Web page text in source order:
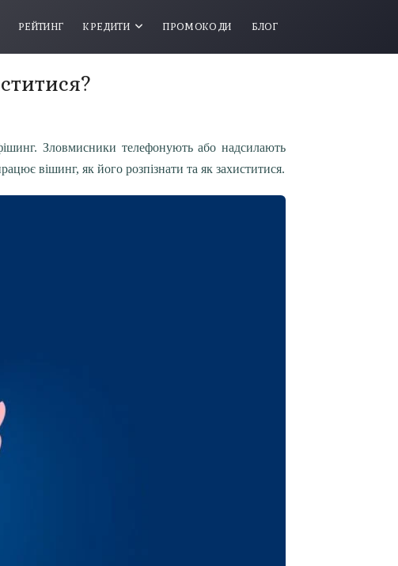
РЕЙТИНГ КРЕДИТИ ПРОМОКОДИ БЛОГ
Зловмисники телефонують або надсилають
вішинг, як його розпізнати та як захиститися.